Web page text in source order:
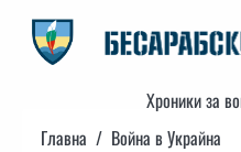
content
Хроники за
Главна
Война в Украйна